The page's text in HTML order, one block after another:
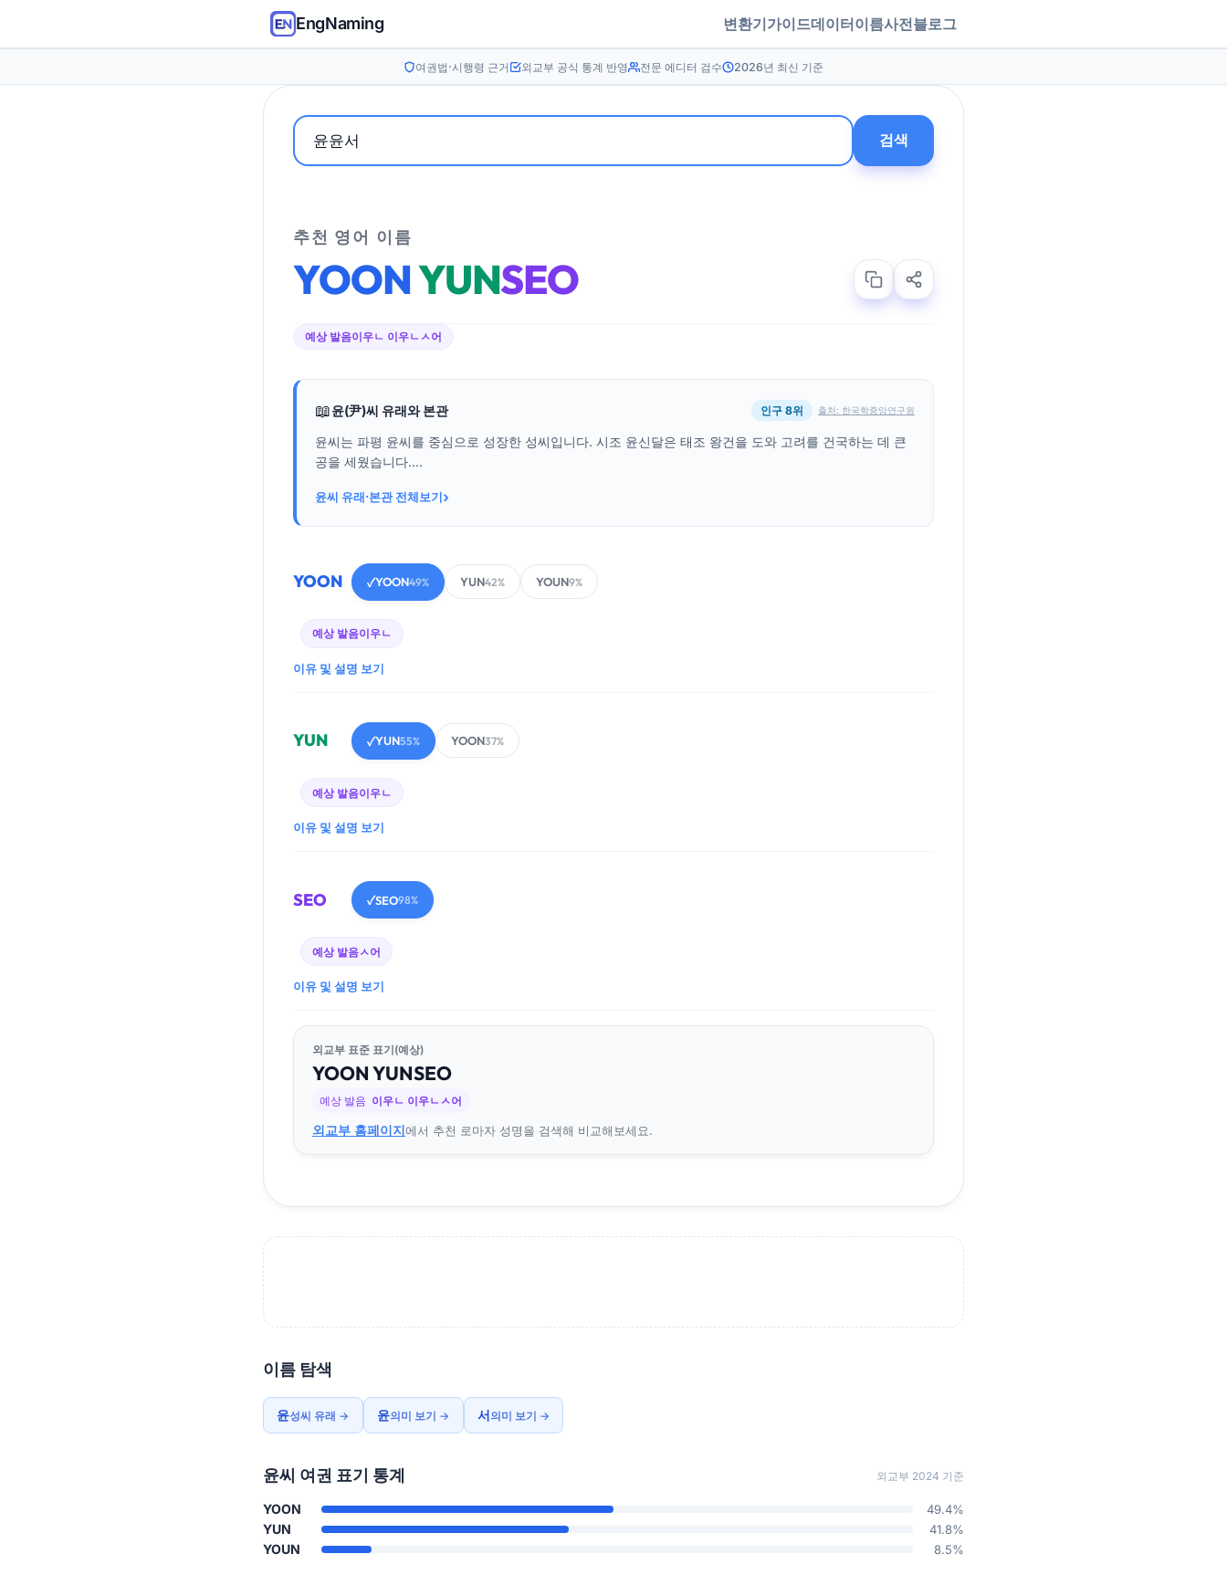
EngNaming 변환기가이드데이터이름사전블로그
여권법·시행령 근거 외교부 공식 통계 반영 전문 에디터 검수 2026년 최신 기준
검색
추천 영어 이름
YOONYUNSEO
예상 발음이우ㄴ 이우ㄴㅅ어
📖윤(尹)씨 유래와 본관 인구 8위 출처: 한국학중앙연구원
윤씨는 파평 윤씨를 중심으로 성장한 성씨입니다. 시조 윤신달은 태조 왕건을 도와 고려를 건국하는 데 큰
공을 세웠습니다....
윤씨 유래·본관 전체보기›
YOON ✓YOON49% YUN42% YOUN9%
예상 발음이우ㄴ
이유 및 설명 보기
YUN ✓YUN55% YOON37%
예상 발음이우ㄴ
이유 및 설명 보기
SEO ✓SEO98%
예상 발음ㅅ어
이유 및 설명 보기
외교부 표준 표기(예상)
YOONYUNSEO
예상 발음 이우ㄴ 이우ㄴㅅ어
외교부 홈페이지에서 추천 로마자 성명을 검색해 비교해보세요.
이름 탐색
윤성씨 유래 → 윤의미 보기 → 서의미 보기 →
윤씨 여권 표기 통계 외교부 2024 기준
YOON 49.4%
YUN 41.8%
YOUN 8.5%